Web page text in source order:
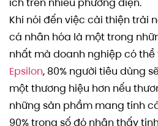
ích trên nhiều phương diện.
Khi nói đến việc cải thiện trải
cá nhân hóa là một trong
nhất mà doanh nghiệp có thể
Epsilon, 80% người tiêu dùng
một thương hiệu hơn nếu
những sản phẩm mang tính
90% trong số đó nhận thấy